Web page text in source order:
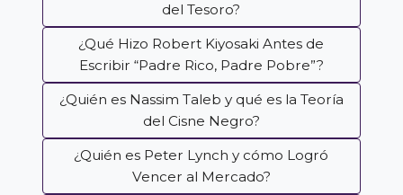
del Tesoro?
¿Qué Hizo Robert Kiyosaki Antes de
Escribir “Padre Rico, Padre Pobre”?
¿Quién es Nassim Taleb y qué es la Teoría
del Cisne Negro?
¿Quién es Peter Lynch y cómo Logró
Vencer al Mercado?